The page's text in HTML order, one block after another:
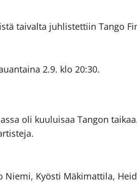
taivalta juhlistettiin Tango
2.9. klo 20:30.
oli kuuluisaa Tangon
Kyösti Mäkimattila,